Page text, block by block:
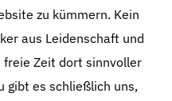
zu kümmern. Kein
aus Leidenschaft und
Zeit dort sinnvoller
gibt es schließlich uns,